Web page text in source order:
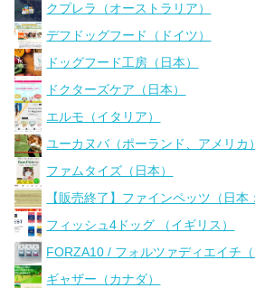
クプレラ（オーストラリア）
デフドッグフード（ドイツ）
ドッグフード工房（日本）
ドクターズケア（日本）
エルモ（イタリア）
ユーカヌバ（ポーランド、アメリカ）
ファムタイズ（日本）
【販売終了】ファインペッツ（日本
フィッシュ4ドッグ （イギリス）
FORZA10 / フォルツァディエイチ（
ギャザー（カナダ）